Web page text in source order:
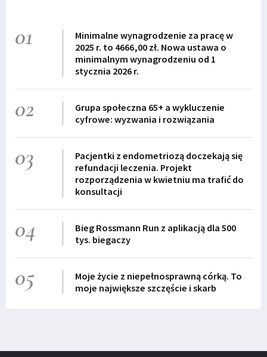
01
Minimalne wynagrodzenie za pracę w
2025 r. to 4666,00 zł. Nowa ustawa o
minimalnym wynagrodzeniu od 1
stycznia 2026 r.
02
Grupa społeczna 65+ a wykluczenie
cyfrowe: wyzwania i rozwiązania
03
Pacjentki z endometriozą doczekają się
refundacji leczenia. Projekt
rozporządzenia w kwietniu ma trafić do
konsultacji
04
Bieg Rossmann Run z aplikacją dla 500
tys. biegaczy
05
Moje życie z niepełnosprawną córką. To
moje największe szczęście i skarb